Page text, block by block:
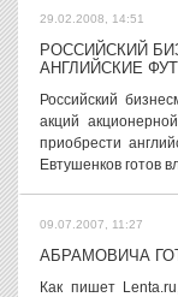
29.02.2008, 14:51
РОССИЙСКИЙ
АНГЛИЙСКИЕ
Российский
акций
приобрести
Евтушенков готов
09.07.2007, 11:27
АБРАМОВИЧА
Как пишет